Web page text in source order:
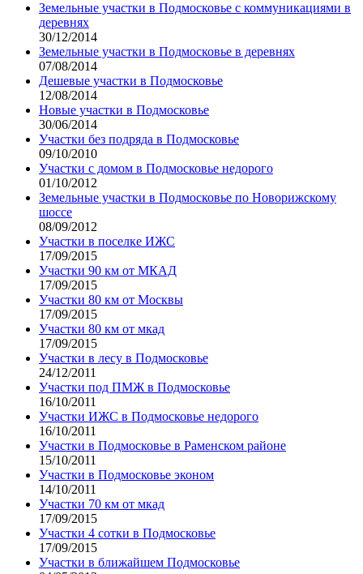
Земельные участки в Подмосковье с коммуникациями в
деревнях
30/12/2014
Земельные участки в Подмосковье в деревнях
07/08/2014
Дешевые участки в Подмосковье
12/08/2014
Новые участки в Подмосковье
30/06/2014
Участки без подряда в Подмосковье
09/10/2010
Участки с домом в Подмосковье недорого
01/10/2012
Земельные участки в Подмосковье по Новорижскому
шоссе
08/09/2012
Участки в поселке ИЖС
17/09/2015
Участки 90 км от МКАД
17/09/2015
Участки 80 км от Москвы
17/09/2015
Участки 80 км от мкад
17/09/2015
Участки в лесу в Подмосковье
24/12/2011
Участки под ПМЖ в Подмосковье
16/10/2011
Участки ИЖС в Подмосковье недорого
16/10/2011
Участки в Подмосковье в Раменском районе
15/10/2011
Участки в Подмосковье эконом
14/10/2011
Участки 70 км от мкад
17/09/2015
Участки 4 сотки в Подмосковье
17/09/2015
Участки в ближайшем Подмосковье